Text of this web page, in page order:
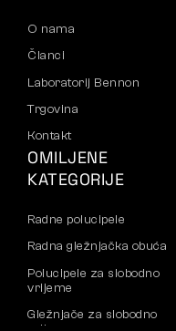
O nama
Članci
Laboratorij Bennon
Trgovina
Kontakt
OMILJENE
KATEGORIJE
Radne polucipele
Radna gležnjačka obuća
Polucipele za slobodno
vrijeme
Gležnjače za slobodno